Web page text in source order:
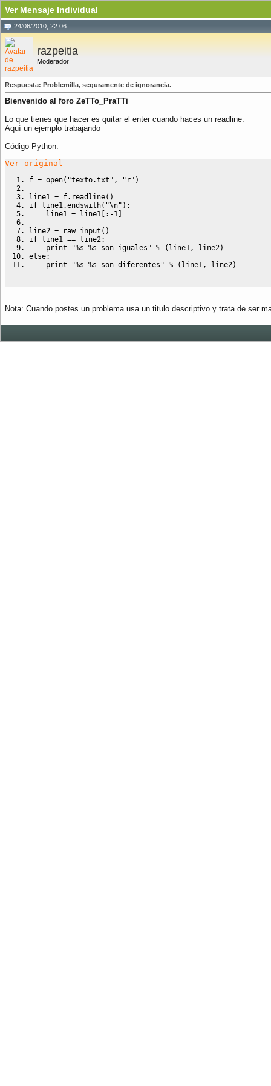
Ver Mensaje Individual
24/06/2010, 22:06
razpeitia
Moderador
Respuesta: Problemilla, seguramente de ignorancia.
Bienvenido al foro ZeTTo_PraTTi
Lo que tienes que hacer es quitar el enter cuando haces un readline.
Aquí un ejemplo trabajando
Código Python:
Ver original
f = open( "texto.txt" , "r" )
line1 = f. readline( )
if line1.endswith( "\n" ) :
line1 = line1 :-1
line2 = raw_input ( )
if line1 == line2:
print
"%s %s son iguales" % ( line1, line2)
else:
print
"%s %s son diferentes" % ( line1, line2)
Nota: Cuando postes un problema usa un titulo descriptivo y trata de ser